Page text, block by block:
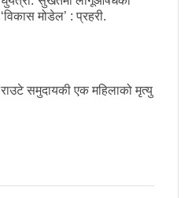
‘विकास मोडेल’ : प्रहरी.
राउटे समुदायकी एक महिलाको मृत्यु